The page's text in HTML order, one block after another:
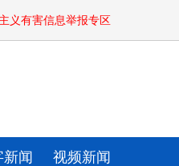
义有害信息举报专区
新闻
视频新闻